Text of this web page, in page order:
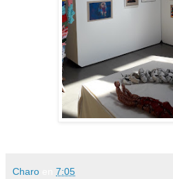
Charo 7:05